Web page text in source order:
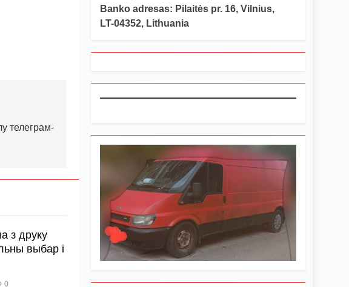
телеграм-
з друку
выбар і
0
Banko adresas: Pilaitės pr. 16, Vilnius,
LT-04352, Lithuania